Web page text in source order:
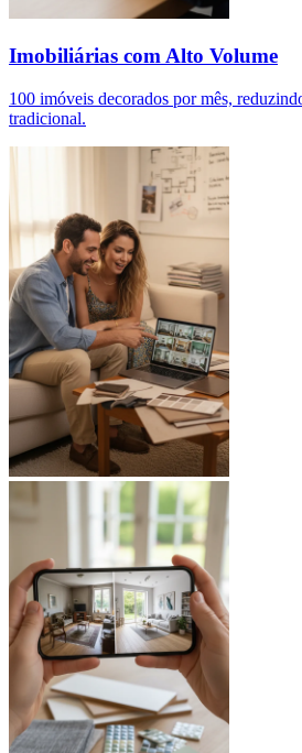
Imobiliárias com Alto Volume
100 imóveis decorados por mês,
tradicional.